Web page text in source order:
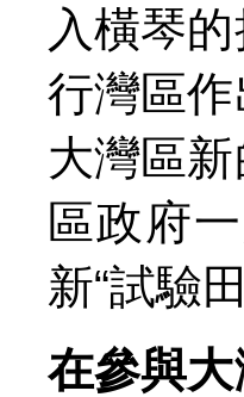
入橫琴
行灣區
大灣區
區政府
新“試驗
在參與